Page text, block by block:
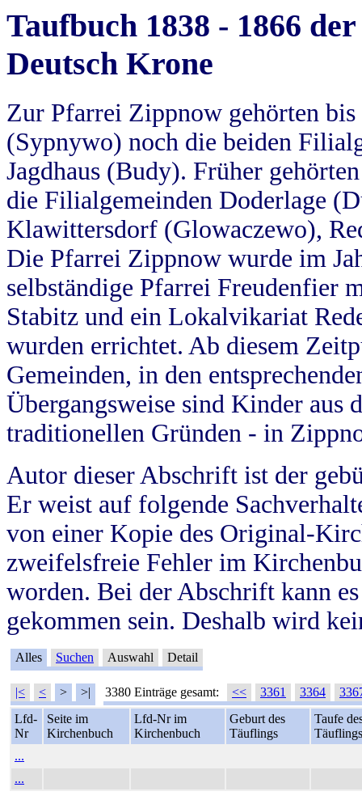
Taufbuch 1838 - 1866
Deutsch Krone
Zur Pfarrei Zippnow gehörten
(Sypnywo) noch die beiden
Jagdhaus (Budy). Früher
die Filialgemeinden Doderlage
Klawittersdorf (Glowaczewo),
Die Pfarrei Zippnow wurde im
selbständige Pfarrei Freudenfier
Stabitz und ein Lokalvikariat
wurden errichtet. Ab diesem
Gemeinden, in den
Übergangsweise sind Kinder aus
traditionellen Gründen - in
Autor dieser Abschrift ist der
Er weist auf folgende
von einer Kopie des Original-
zweifelsfreie Fehler im
worden. Bei der Abschrift kann
gekommen sein. Deshalb wird
Alles Suchen Auswahl Detail
|< < > >| 3380 Einträge gesamt: << 3361 3364
Lfd-
Nr
Seite im
Kirchenbuch
Lfd-Nr im
Kirchenbuch
Geburt des
Täuflings
Taufe
Täuflings
...
...